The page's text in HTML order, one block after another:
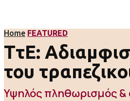
Home FEATURED
ΤτΕ:
του
Υψηλός πληθωρισμός &